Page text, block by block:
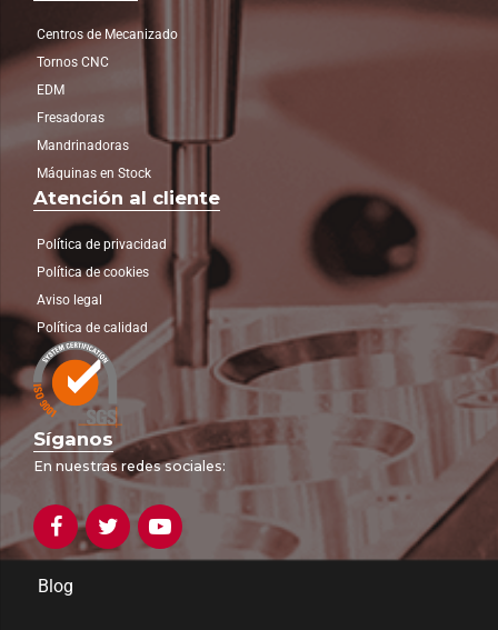
Centros de Mecanizado
Tornos CNC
EDM
Fresadoras
Mandrinadoras
Máquinas en Stock
Atención al cliente
Política de privacidad
Política de cookies
Aviso legal
Política de calidad
Síganos
En nuestras redes sociales:
Blog